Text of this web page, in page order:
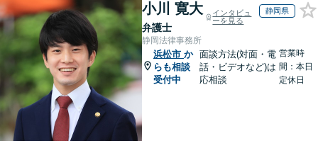
小川 寛大
弁護士
インタビュ
ーを見る
静岡県
静岡法律事務所
浜松市 か
らも相談
受付中
面談方法(対面・電
話・ビデオなど)は
応相談
営業時
間：本日
定休日